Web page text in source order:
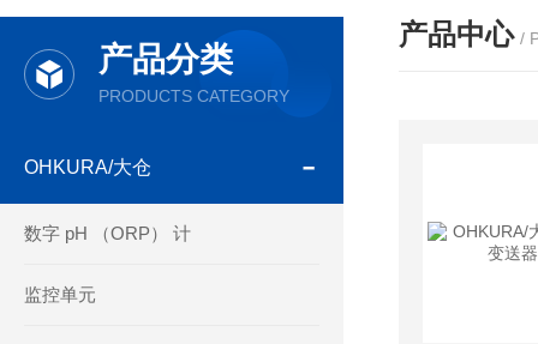
产品分类
PRODUCTS CATEGORY
OHKURA/大仓
数字 pH （ORP） 计
监控单元
产品中心 /